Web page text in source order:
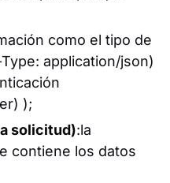
como el tipo de
application/json)
);
solicitud):la
contiene los datos